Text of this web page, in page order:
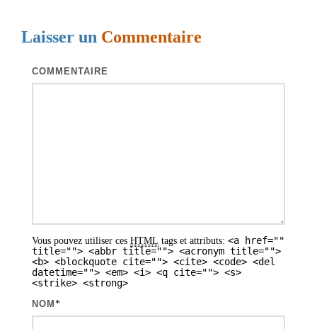
t
Laisser un Commentaire
COMMENTAIRE
Vous pouvez utiliser ces HTML tags et attributs: <a href=""
title=""> <abbr title=""> <acronym title="">
<b> <blockquote cite=""> <cite> <code> <del
datetime=""> <em> <i> <q cite=""> <s>
<strike> <strong>
NOM *